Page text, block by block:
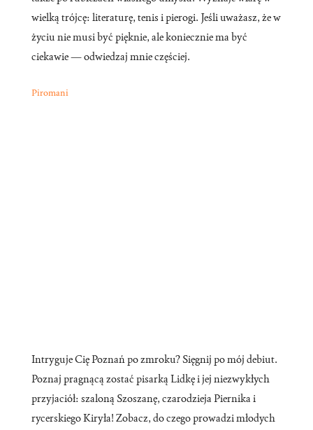
wielką trójcę: literaturę, tenis i pierogi. Jeśli uważasz, że w
życiu nie musi być pięknie, ale koniecznie ma być
ciekawie — odwiedzaj mnie częściej.
Piromani
Intryguje Cię Poznań po zmroku? Sięgnij po mój debiut.
Poznaj pragnącą zostać pisarką Lidkę i jej niezwykłych
przyjaciół: szaloną Szoszanę, czarodzieja Piernika i
rycerskiego Kiryła! Zobacz, do czego prowadzi młodych